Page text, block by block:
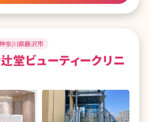
奈川県藤沢市
堂ビューティークリニ